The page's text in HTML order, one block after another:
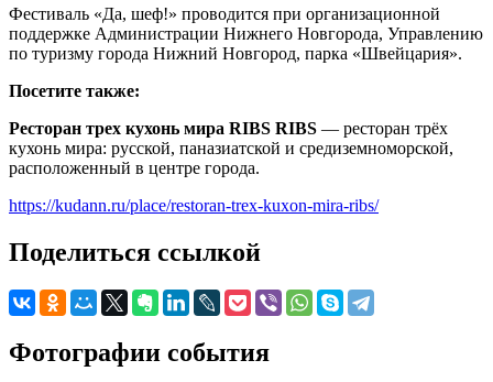
Фестиваль «Да, шеф!» проводится при организационной
поддержке Администрации Нижнего Новгорода, Управлению
по туризму города Нижний Новгород, парка «Швейцария».
Посетите также:
Ресторан трех кухонь мира RIBS RIBS — ресторан трёх
кухонь мира: русской, паназиатской и средиземноморской,
расположенный в центре города.
https://kudann.ru/place/restoran-trex-kuxon-mira-ribs/
Поделиться ссылкой
Фотографии события